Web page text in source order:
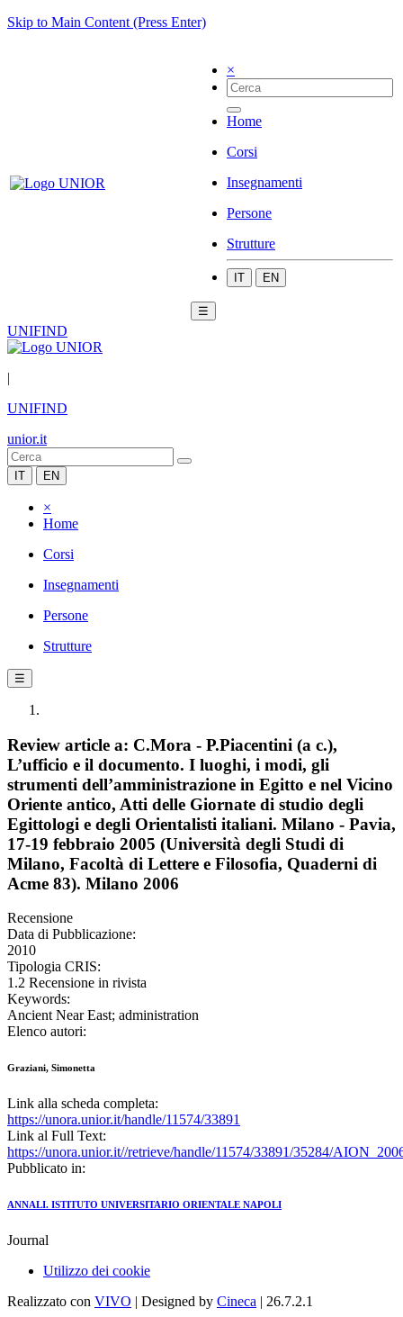
Skip to Main Content (Press Enter)
×
Home
Corsi
Insegnamenti
Persone
Strutture
IT EN
☰
UNIFIND
|
UNIFIND
unior.it
IT EN
×
Home
Corsi
Insegnamenti
Persone
Strutture
☰
Review article a: C.Mora - P.Piacentini (a c.),
L’ufficio e il documento. I luoghi, i modi, gli
strumenti dell’amministrazione in Egitto e nel Vicino
Oriente antico, Atti delle Giornate di studio degli
Egittologi e degli Orientalisti italiani. Milano - Pavia,
17-19 febbraio 2005 (Università degli Studi di
Milano, Facoltà di Lettere e Filosofia, Quaderni di
Acme 83). Milano 2006
Recensione
Data di Pubblicazione:
2010
Tipologia CRIS:
1.2 Recensione in rivista
Keywords:
Ancient Near East; administration
Elenco autori:
Graziani, Simonetta
Link alla scheda completa:
https://unora.unior.it/handle/11574/33891
Link al Full Text:
https://unora.unior.it//retrieve/handle/11574/33891/35284/
Pubblicato in:
ANNALI. ISTITUTO UNIVERSITARIO ORIENTALE NAPOLI
Journal
Utilizzo dei cookie
Realizzato con VIVO | Designed by Cineca | 26.7.2.1